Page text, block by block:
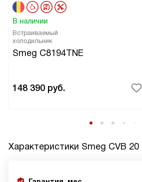
В наличии
Встраиваемый
холодильник
Smeg C8194TNE
148 390 руб.
Характеристики Smeg CVB 20